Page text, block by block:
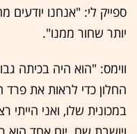
ספייק לי: "אנחנו
יותר שחור ממנו".
ווימס: "הוא היה בכיתה
החלון כדי לראות את פרד
במכונית שלו, ואני